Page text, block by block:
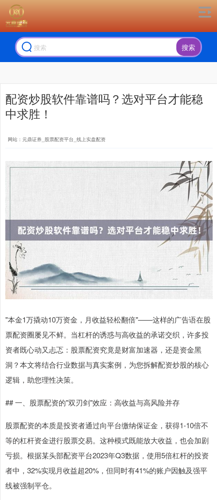
搜索
配资炒股软件靠谱吗？选对平台才能稳
中求胜！
网站：元鼎证券_股票配资平台_线上实盘配资
"本金1万撬动10万资金，月收益轻松翻倍"——这样的广告语在股
票配资圈屡见不鲜。当杠杆的诱惑与高收益的承诺交织，许多投
资者既心动又忐忑：股票配资究竟是财富加速器，还是资金黑
洞？本文将结合行业数据与真实案例，为您拆解配资炒股的核心
逻辑，助您理性决策。
## 一、股票配资的"双刃剑"效应：高收益与高风险并存
股票配资的本质是投资者通过向平台缴纳保证金，获得1-10倍不
等的杠杆资金进行股票交易。这种模式既能放大收益，也会加剧
亏损。根据某头部配资平台2023年Q3数据，使用5倍杠杆的投资
者中，32%实现月收益超20%，但同时有41%的账户因触及强平
线被强制平仓。